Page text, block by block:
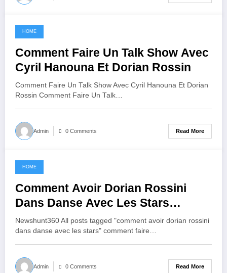
June 10, 2021
HOME
Comment Faire Un Talk Show Avec
Cyril Hanouna Et Dorian Rossin
Comment Faire Un Talk Show Avec Cyril Hanouna Et Dorian
Rossin Comment Faire Un Talk…
Admin 0 Comments Read More
June 9, 2021
HOME
Comment Avoir Dorian Rossini
Dans Danse Avec Les Stars
Archives
Newshunt360 All posts tagged "comment avoir dorian rossini
dans danse avec les stars" comment faire…
Admin 0 Comments Read More